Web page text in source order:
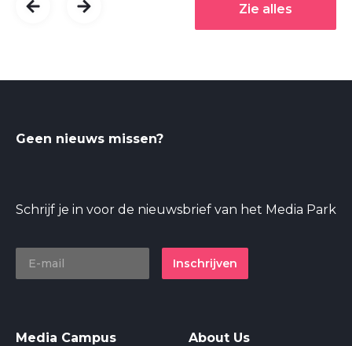
Zie alles
Geen nieuws missen?
Schrijf je in voor de nieuwsbrief van het Media Park
Inschrijven
Media Campus About Us